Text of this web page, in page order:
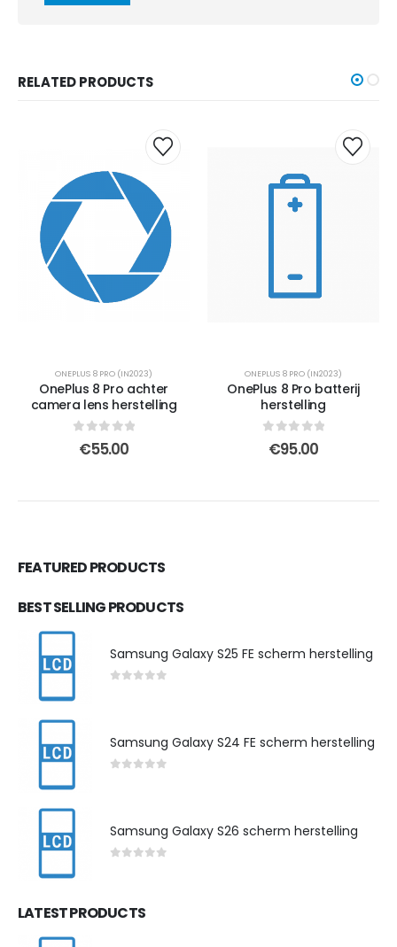
RELATED PRODUCTS
ONEPLUS 8 PRO (IN2023)
OnePlus 8 Pro achter
camera lens herstelling
out of 5
€55.00
ONEPLUS 8 PRO (IN2023)
OnePlus 8 Pro batterij
herstelling
out of 5
€95.00
FEATURED PRODUCTS
BEST SELLING PRODUCTS
Samsung Galaxy S25 FE scherm herstelling
Samsung Galaxy S24 FE scherm herstelling
Samsung Galaxy S26 scherm herstelling
LATEST PRODUCTS